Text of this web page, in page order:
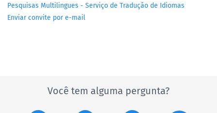
Pesquisas Multilingues - Serviço de Tradução de Idiomas
Enviar convite por e-mail
Você tem alguma pergunta?